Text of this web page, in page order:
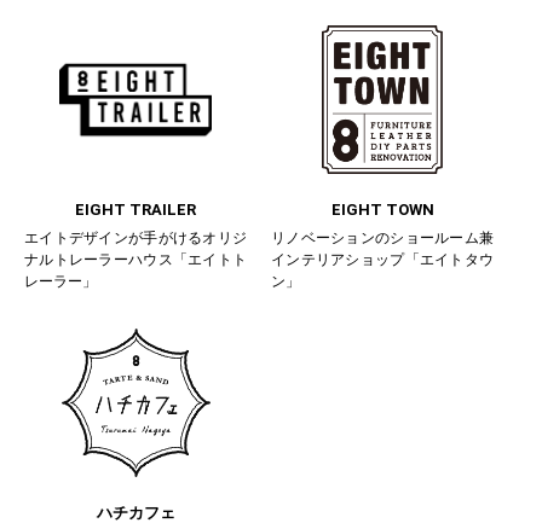
EIGHT TRAILER
エイトデザインが手がけるオリジ
ナルトレーラーハウス「エイトト
レーラー」
EIGHT TOWN
リノベーションのショールーム兼
インテリアショップ「エイトタウ
ン」
ハチカフェ